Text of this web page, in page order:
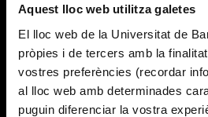
Aquest lloc web utilitza galetes
El lloc web de la Universitat de
pròpies i de tercers amb la
vostres preferències (recordar
al lloc web amb determinades
puguin diferenciar la vostra